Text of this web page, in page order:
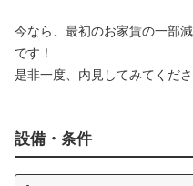
今なら、最初のお家賃の一部
です！
是非一度、内見してみてくださ
設備・条件